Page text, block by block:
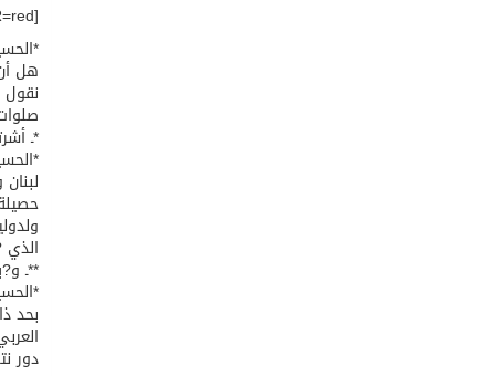
[COLOR=red]*ـ ألا ترون بأن تأ?يد?م المستمر على مسألة العروبة قد يستغلها البعض للتش?يك ب?م أو لأية مآرب أخرى؟*[/COLOR]
هل
نقول
*ـ
الذي
**ـ
بحد
دور